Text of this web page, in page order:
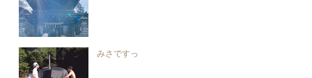
みさですっ